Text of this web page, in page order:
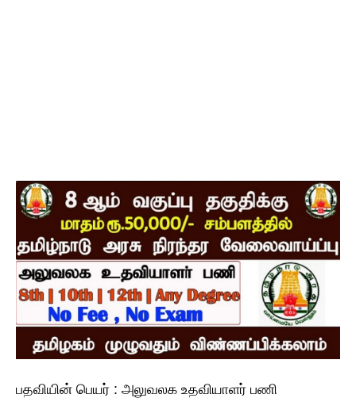
பதவியின் பெயர் : அலுவலக உதவியாளர் பணி